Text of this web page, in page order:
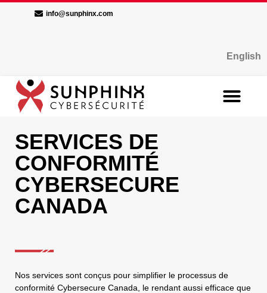
info@sunphinx.com
English
SERVICES DE
CONFORMITÉ
CYBERSECURE
CANADA
Nos services sont conçus pour simplifier le processus de
conformité Cybersecure Canada, le rendant aussi efficace que